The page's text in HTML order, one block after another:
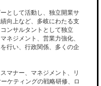
として活動し、独立開業サ
向上など、多岐にわたる支
ンサルタントとして独立
ネジメント、営業力強化、
行い、行政関係、多くの企
マナー、マネジメント、リ
ケティングの戦略研修、ロ